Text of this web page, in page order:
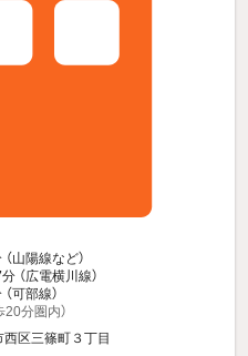
（山陽線など）
分 （広電横川線）
（可部線）
20分圏内）
西区三篠町３丁目